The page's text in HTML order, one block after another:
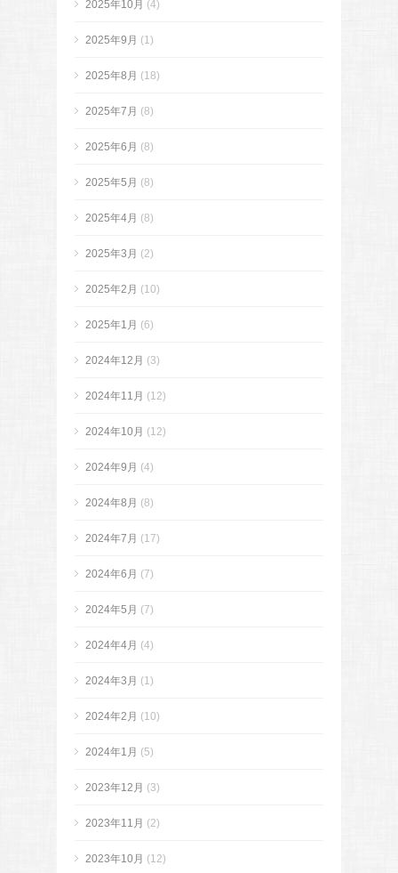
2025年10月 (4)
2025年9月 (1)
2025年8月 (18)
2025年7月 (8)
2025年6月 (8)
2025年5月 (8)
2025年4月 (8)
2025年3月 (2)
2025年2月 (10)
2025年1月 (6)
2024年12月 (3)
2024年11月 (12)
2024年10月 (12)
2024年9月 (4)
2024年8月 (8)
2024年7月 (17)
2024年6月 (7)
2024年5月 (7)
2024年4月 (4)
2024年3月 (1)
2024年2月 (10)
2024年1月 (5)
2023年12月 (3)
2023年11月 (2)
2023年10月 (12)